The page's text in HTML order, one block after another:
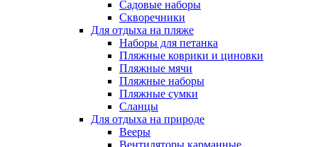
Садовые наборы
Скворечники
Для отдыха на пляже
Наборы для петанка
Пляжные коврики и циновки
Пляжные мячи
Пляжные наборы
Пляжные сумки
Сланцы
Для отдыха на природе
Вееры
Вентиляторы карманные